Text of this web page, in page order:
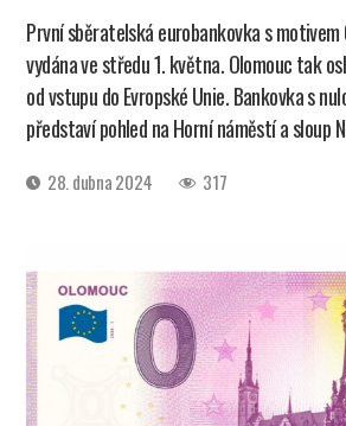
První sběratelská eurobankovka s motivem
vydána ve středu 1. května. Olomouc tak
od vstupu do Evropské Unie. Bankovka s
představí pohled na Horní náměstí a sloup
Datum28. dubna 2024 317